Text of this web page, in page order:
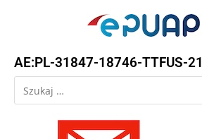
AE:PL-31847-18746-TTFUS-21